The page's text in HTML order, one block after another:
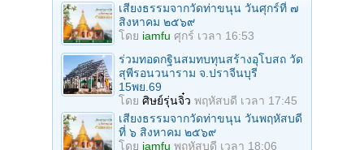
เสียงธรรมจากวัดท่าขนุน วันศุกร์ที่ ๗
สิงหาคม ๒๕๖๙
โดย iamfu ศุกร์ เวลา 16:53
ร่วมทอดกฐินสมทบทุนสร้างอุโบสถ วัด
สุพีรอนวนาราม จ.ปราจีนบุรี
15พย.69
โดย ศิษย์รุ่นจิ๋ว พฤหัสบดี เวลา 17:45
เสียงธรรมจากวัดท่าขนุน วันพฤหัสบดี
ที่ ๖ สิงหาคม ๒๕๖๙
โดย iamfu พฤหัสบดี เวลา 18:06